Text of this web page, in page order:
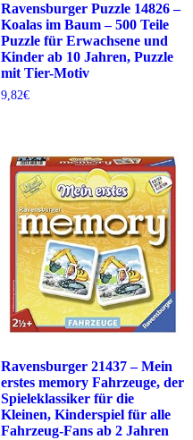
Ravensburger Puzzle 14826 –
Koalas im Baum – 500 Teile
Puzzle für Erwachsene und
Kinder ab 10 Jahren, Puzzle
mit Tier-Motiv
9,82€
Ravensburger 21437 – Mein
erstes memory Fahrzeuge, der
Spieleklassiker für die
Kleinen, Kinderspiel für alle
Fahrzeug-Fans ab 2 Jahren